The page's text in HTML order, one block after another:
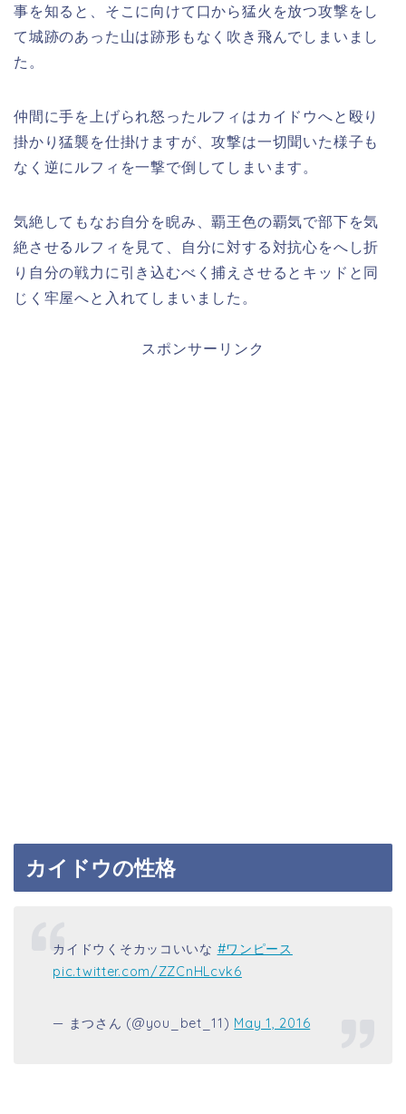
事を知ると、そこに向けて口から猛火を放つ攻撃をし
て城跡のあった山は跡形もなく吹き飛んでしまいまし
た。
仲間に手を上げられ怒ったルフィはカイドウへと殴り
掛かり猛襲を仕掛けますが、攻撃は一切聞いた様子も
なく逆にルフィを一撃で倒してしまいます。
気絶してもなお自分を睨み、覇王色の覇気で部下を気
絶させるルフィを見て、自分に対する対抗心をへし折
り自分の戦力に引き込むべく捕えさせるとキッドと同
じく牢屋へと入れてしまいました。
スポンサーリンク
カイドウの性格
カイドウくそカッコいいな #ワンピース
pic.twitter.com/ZZCnHLcvk6
— まつさん (@you_bet_11) May 1, 2016